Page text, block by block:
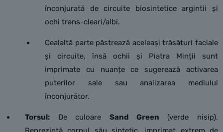
înconjurată de circuite biosintetice argintii și
ochi trans-cleari/albi.
Cealaltă parte păstrează aceleași trăsături faciale
și circuite, însă ochii și Piatra Minții sunt
imprimate cu nuanțe ce sugerează activarea
puterilor sale sau analizarea mediului
înconjurător.
Torsul: De culoare Sand Green (verde nisip).